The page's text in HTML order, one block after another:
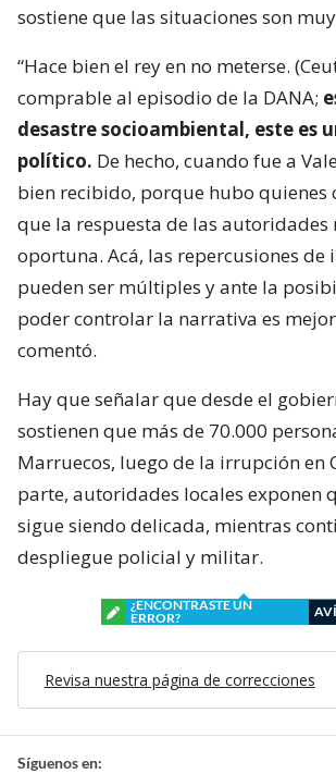
sostiene que las situaciones son
“Hace bien el rey en no meterse.
comprable al episodio de la DANA;
desastre socioambiental, este es
político. De hecho, cuando fue a
bien recibido, porque hubo quienes
que la respuesta de las autoridades
oportuna. Acá, las repercusiones de
pueden ser múltiples y ante la
poder controlar la narrativa es mejor
comentó.
Hay que señalar que desde el
sostienen que más de 70.000
Marruecos, luego de la irrupción en
parte, autoridades locales exponen
sigue siendo delicada, mientras
despliegue policial y militar.
¿ENCONTRASTE UN
ERROR?
Revisa nuestra página de correcciones
Síguenos en: